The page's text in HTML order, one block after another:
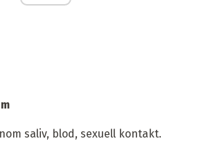
saliv, blod, sexuell kontakt.